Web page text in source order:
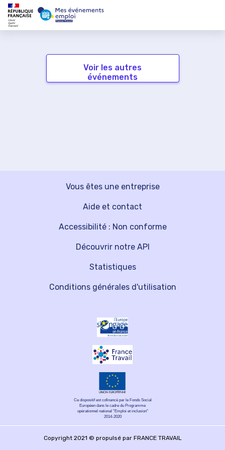
Voir les autres
événements
Vous êtes une entreprise
Découvrir notre API
Aide et contact
Statistiques
Accessibilité : Non conforme
Conditions générales d'utilisation
Ce dispositif est cofinancé par le Fonds Social
Européen dans le cadre du Programme
opérationnel national "Emploi et inclusion"
2014-2020
Copyright 2021 © propulsé par FRANCE TRAVAIL